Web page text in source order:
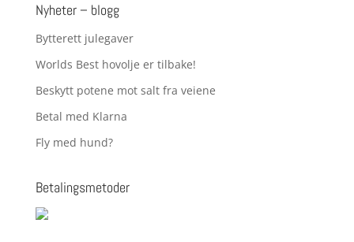
Nyheter – blogg
Bytterett julegaver
Worlds Best hovolje er tilbake!
Beskytt potene mot salt fra veiene
Betal med Klarna
Fly med hund?
Betalingsmetoder